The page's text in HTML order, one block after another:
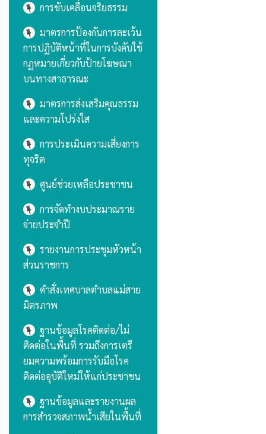
การขับเคลื่อนจริยธรรม
มาตรการป้องกันการละเว้น
การปฏิบัติหน้าที่ในการบังคับใช้
กฏหมายเกี่ยวกับป้ายโฆษณา
บนทางสาธารณะ
มาตรการส่งเสริมคุณธรรม
และความโปร่งใส
การประเมินความเสี่ยงการ
ทุจริต
ศูนย์ช่วยเหลือประชาชน
การจัดทำงบประมาณราย
จ่ายประจำปี
รายงานการประชุมหัวหน้า
ส่วนราชการ
คำสั่งเทศบาลตำบลแม่สาย
มิตรภาพ
ฐานข้อมูลโรคติดต่อ/ไม่
ติดต่อในพื้นที่ รวมถึงการเตรี
ยมความพร้อมการรับมือโรค
ติดต่ออุบัติใหม่ให้แก่ประชาชน
ฐานข้อมูลและรายงานผล
การสำรวจสภาพน้ำเสียในพื้นที่